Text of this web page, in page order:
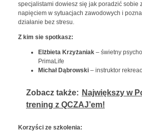
specjalistami dowiesz się jak poradzić sobie
napięciem w sytuacjach zawodowych i
działanie bez stresu.
Z kim sie spotkasz:
Elżbieta Krzyżaniak– świetny
PrimaLife
Michał Dąbrowski– instruktor
Zobacz także: Największy w
trening z QCZAJ’em!
Korzyści ze szkolenia: